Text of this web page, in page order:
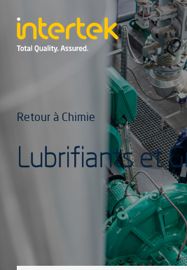
Retour à Chimie
Lubrifiants et